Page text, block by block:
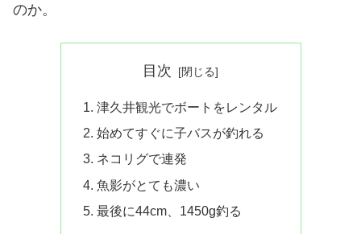
のか。
目次
津久井観光でボートをレンタル
始めてすぐに子バスが釣れる
ネコリグで連発
魚影がとても濃い
最後に44cm、1450g釣る